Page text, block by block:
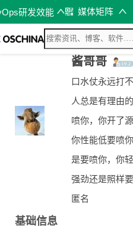
研发效能 媒体矩阵
酱哥哥
口水仗永远打
人总是有理由
喷你，你开了
你性能低要喷
是要喷你，你
强劲还是照样
匿名
基础信息